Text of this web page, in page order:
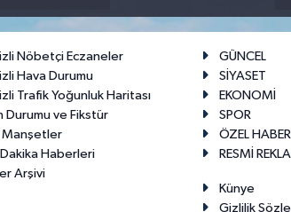
Nöbetçi Eczaneler
Hava Durumu
Trafik Yoğunluk Haritası
Durumu ve Fikstür
Manşetler
Haberleri
Arşivi
GÜNCEL
SİYASET
EKONOMİ
SPOR
ÖZEL HABER
RESMİ
Künye
Gizlilik